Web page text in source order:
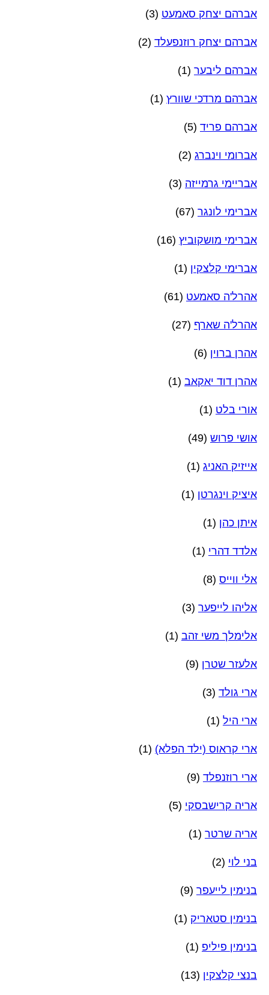
אברהם יצחק סאמעט (3)
אברהם יצחק רוזנפעלד (2)
אברהם ליבער (1)
אברהם מרדכי שוורץ (1)
אברהם פריד (5)
אברומי וינברג (2)
אבריימי גרמייזה (3)
אברימי לונגר (67)
אברימי מושקוביץ (16)
אברימי קלצקין (1)
אהרל'ה סאמעט (61)
אהרל'ה שארף (27)
אהרן ברוין (6)
אהרן דוד יאקאב (1)
אורי בלט (1)
אושי פרוש (49)
אייזיק האניג (1)
איציק וינגרטן (1)
איתן כהן (1)
אלדד דהרי (1)
אלי ווייס (8)
אליהו לייפער (3)
אלימלך משי זהב (1)
אלעזר שטרן (9)
ארי גולד (3)
ארי היל (1)
ארי קראוס (ילד הפלא) (1)
ארי רוזנפלד (9)
אריה קרישבסקי (5)
אריה שרטר (1)
בני לוי (2)
בנימין לייעפר (9)
בנימין סטאריק (1)
בנימין פיליפ (1)
בנצי קלצקין (13)